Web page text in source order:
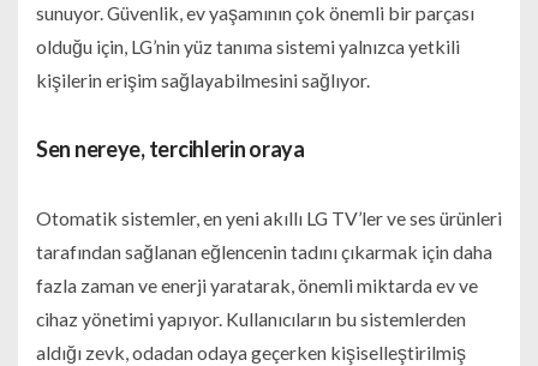
sunuyor. Güvenlik, ev yaşamının çok önemli bir parçası
olduğu için, LG’nin yüz tanıma sistemi yalnızca yetkili
kişilerin erişim sağlayabilmesini sağlıyor.
Sen nereye, tercihlerin oraya
Otomatik sistemler, en yeni akıllı LG TV’ler ve ses ürünleri
tarafından sağlanan eğlencenin tadını çıkarmak için daha
fazla zaman ve enerji yaratarak, önemli miktarda ev ve
cihaz yönetimi yapıyor. Kullanıcıların bu sistemlerden
aldığı zevk, odadan odaya geçerken kişiselleştirilmiş